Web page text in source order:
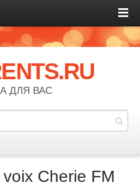
ДЛЯ ВАС
Cherie FM